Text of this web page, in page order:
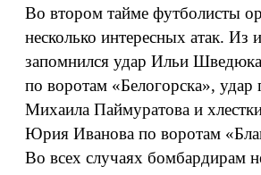
Во втором тайме футболисты
несколько интересных атак. Из
запомнился удар Ильи
по воротам «Белогорска», удар
Михаила Паймуратова и
Юрия Иванова по воротам
Во всех случаях бомбардирам